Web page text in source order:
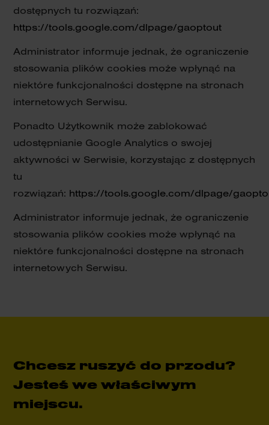
dostępnych tu rozwiązań:
https://tools.google.com/dlpage/gaoptout
Administrator informuje jednak, że ograniczenie
stosowania plików cookies może wpłynąć na
niektóre funkcjonalności dostępne na stronach
internetowych Serwisu.
Ponadto Użytkownik może zablokować
udostępnianie Google Analytics o swojej
aktywności w Serwisie, korzystając z dostępnych
tu
rozwiązań: https://tools.google.com/dlpage/
Administrator informuje jednak, że ograniczenie
stosowania plików cookies może wpłynąć na
niektóre funkcjonalności dostępne na stronach
internetowych Serwisu.
Chcesz ruszyć do przodu?
Jesteś we właściwym
miejscu.